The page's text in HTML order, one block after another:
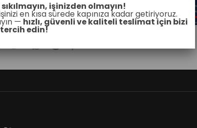
işinizden olmayın!
en kısa sürede kapınıza kadar getiriyoruz.
— hızlı, güvenli ve kaliteli teslimat için bizi
tercih edin!